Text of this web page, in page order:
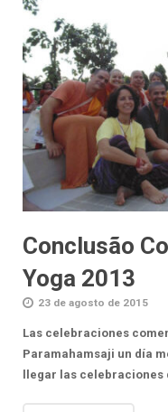
Conclusão
Yoga 2013
23 de agosto de 2015
Las celebraciones
Paramahamsaji un día
llegar las